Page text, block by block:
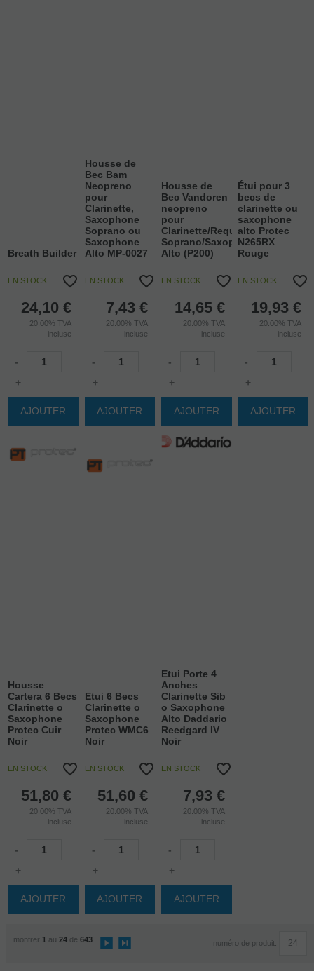
Breath Builder
EN STOCK
24,10 €
20.00%TVA
incluse
-
+
AJOUTER
Housse de
Bec Bam
Neopreno
pour
Clarinette,
Saxophone
Soprano ou
Saxophone
Alto MP-0027
EN STOCK
7,43 €
20.00%TVA
incluse
-
+
AJOUTER
Housse de
Bec Vandoren
neopreno
pour
Clarinette/Requinto/Saxophone
Soprano/Saxophone
Alto (P200)
EN STOCK
14,65 €
20.00% TVA
incluse
-
+
AJOUTER
Étui pour 3
becs de
clarinette ou
saxophone
alto Protec
N265RX
Rouge
EN STOCK
19,93 €
20.00%TVA
incluse
-
+
AJOUTER
Housse
Cartera 6 Becs
Clarinette o
Saxophone
Protec Cuir
Noir
EN STOCK
51,80 €
20.00%TVA
incluse
-
+
AJOUTER
Etui 6 Becs
Clarinette o
Saxophone
Protec WMC6
Noir
EN STOCK
51,60 €
20.00%TVA
incluse
-
+
AJOUTER
Etui Porte 4
Anches
Clarinette Sib
o Saxophone
Alto Daddario
Reedgard IV
Noir
EN STOCK
7,93 €
20.00% TVA
incluse
-
+
AJOUTER
montrer 1au 24de 643 numéro de produit.